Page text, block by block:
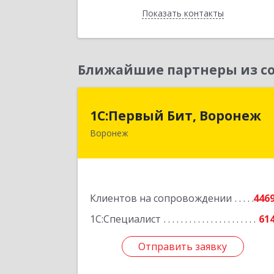
Показать контакты
Назад
Ближайшие партнеры из
1С:Первый Бит, Воронеж
Воронеж
Клиентов на сопровождении
1С:Специалист
Отправить заявку
1С:Первый Бит, Воронеж
394006, Воронежская обл, Воронеж г,
Отправить заявку